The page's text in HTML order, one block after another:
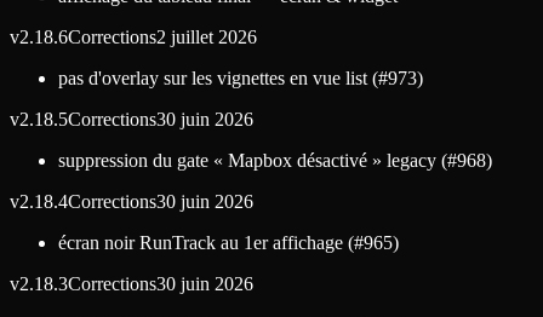
v2.18.6Corrections2 juillet 2026
pas d'overlay sur les vignettes en vue list (#973)
v2.18.5Corrections30 juin 2026
suppression du gate « Mapbox désactivé » legacy (#968)
v2.18.4Corrections30 juin 2026
écran noir RunTrack au 1er affichage (#965)
v2.18.3Corrections30 juin 2026